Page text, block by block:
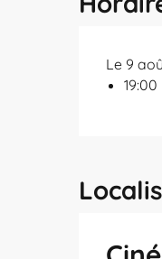
Le 9
19:00